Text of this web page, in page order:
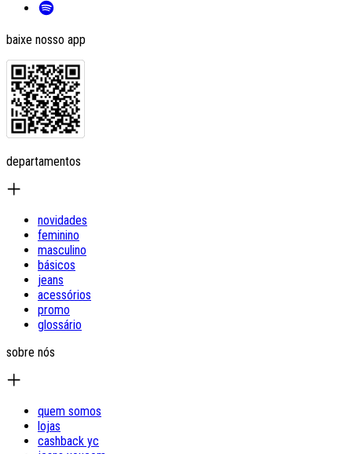
baixe nosso app
departamentos
novidades
feminino
masculino
básicos
jeans
acessórios
promo
glossário
sobre nós
quem somos
lojas
cashback yc